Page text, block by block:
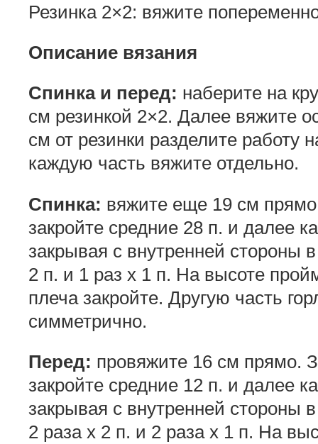
Резинка 2×2: вяжите
Описание вязания
Спинка и перед: наберите на
см резинкой 2×2. Далее вяжите
см от резинки разделите работу
каждую часть вяжите отдельно.
Спинка: вяжите еще 19 см
закройте средние 28 п. и далее
закрывая с внутренней стороны
2 п. и 1 раз х 1 п. На высоте
плеча закройте. Другую часть
симметрично.
Перед: провяжите 16 см прямо.
закройте средние 12 п. и далее
закрывая с внутренней стороны
2 раза х 2 п. и 2 раза х 1 п. На